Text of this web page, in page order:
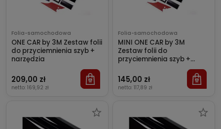
Folia-samochodowa
ONE CAR by 3M Zestaw folii
do przyciemnienia szyb +
narzędzia
209,00 zł
netto: 169,92 zł
Folia-samochodowa
MINI ONE CAR by 3M
Zestaw folii do
przyciemnienia szyb +
145,00 zł
netto: 117,89 zł